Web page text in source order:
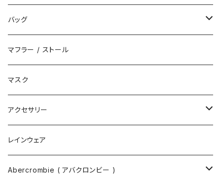
ハット
スニーカー
サンダル
ブーツ
バッグ
エコバッグ / マーケットバッグ
ショルダーバッグ
トートバッグ
ボディバッグ
バックパック
マフラー / ストール
マスク
アクセサリー
ネックレス
指輪
レインウェア
Abercrombie ( アバクロンビー )